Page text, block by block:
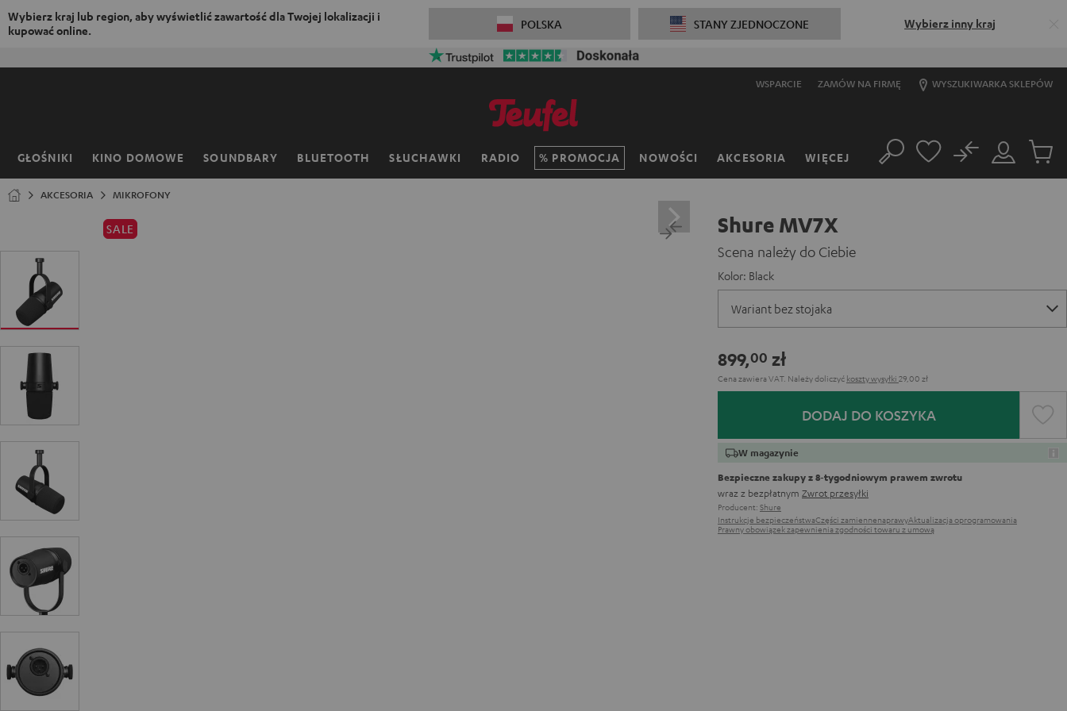
Wybierz kraj lub region, aby wyświetlić zawartość dla Twojej lokalizacji i
kupować online.
POLSKA STANY ZJEDNOCZONE Wybierz inny kraj
WSPARCIE ZAMÓW NA FIRMĘ WYSZUKIWARKA SKLEPÓW
GŁOŚNIKI KINO DOMOWE SOUNDBARY BLUETOOTH SŁUCHAWKI RADIO PROMOCJA NOWOŚCI AKCESORIA WIĘCEJ
Strona
Szukaj
Moje
konto
No
AKCESORIA MIKROFONY
SALE Shure MV7X
Scena należy do Ciebie
Kolor: Black
899,00 zł
Cena zawiera VAT. Należy doliczyć koszty wysyłki 29,00 zł
DODAJ DO KOSZYKA
W magazynie
Bezpieczne zakupy z 8‑tygodniowym prawem zwrotu
wraz z bezpłatnym Zwrot przesyłki
Producent: Shure
Instrukcje bezpieczeństwaCzęści zamiennenaprawyAktualizacja oprogramowania
Prawny obowiązek zapewnienia zgodności towaru z umową